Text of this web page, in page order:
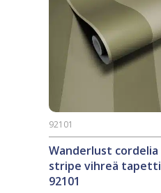
Wanderlust cordelia
stripe vihreä tapetti
92101
92101